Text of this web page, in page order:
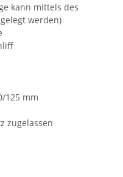
kann mittels des
werden)
125 mm
zugelassen